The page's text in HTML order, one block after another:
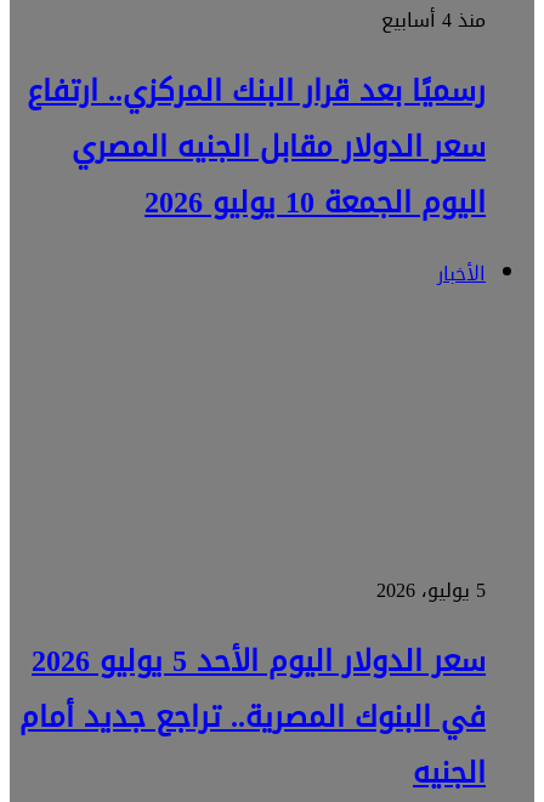
منذ 4 أسابيع
رسميًا بعد قرار البنك المركزي.. ارتفاع
سعر الدولار مقابل الجنيه المصري
اليوم الجمعة 10 يوليو 2026
الأخبار
5 يوليو، 2026
سعر الدولار اليوم الأحد 5 يوليو 2026
في البنوك المصرية.. تراجع جديد أمام
الجنيه